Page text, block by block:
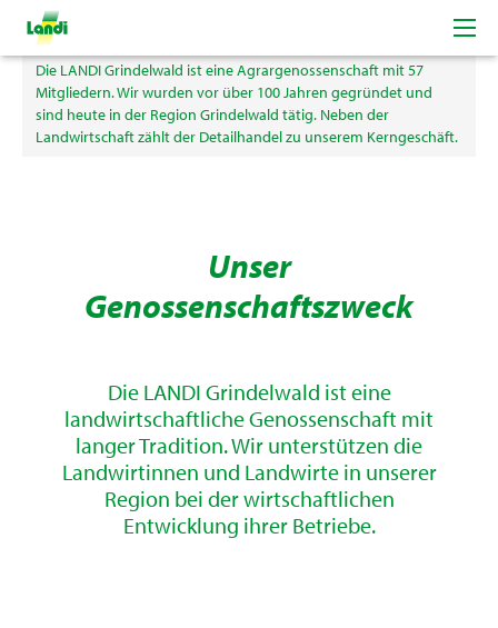
der LANDI Grindelwald
Die LANDI Grindelwald ist eine Agrargenossenschaft mit 57
Mitgliedern. Wir wurden vor über 100 Jahren gegründet und
sind heute in der Region Grindelwald tätig. Neben der
Landwirtschaft zählt der Detailhandel zu unserem Kerngeschäft.
Unser
Genossenschaftszweck
Die LANDI Grindelwald ist eine
landwirtschaftliche Genossenschaft mit
langer Tradition. Wir unterstützen die
Landwirtinnen und Landwirte in unserer
Region bei der wirtschaftlichen
Entwicklung ihrer Betriebe.